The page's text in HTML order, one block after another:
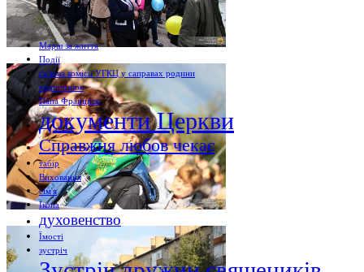
Марш за життя
Події
голова комісії УГКЦ у саправах родини
відпочинок
Папа Франциск
документи Церкви
Справжня любов чекає
табір
Виховання
сім'я
Ікона
духовенство
Їмості
зустріч